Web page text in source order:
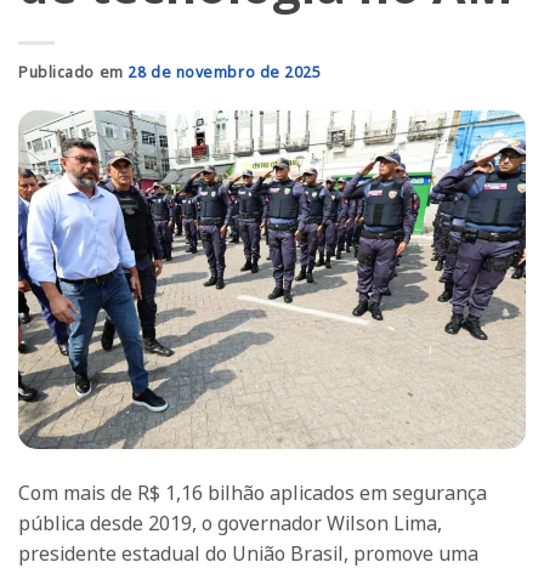
Publicado em 28 de novembro de 2025
Com mais de R$ 1,16 bilhão aplicados em segurança
pública desde 2019, o governador Wilson Lima,
presidente estadual do União Brasil, promove uma